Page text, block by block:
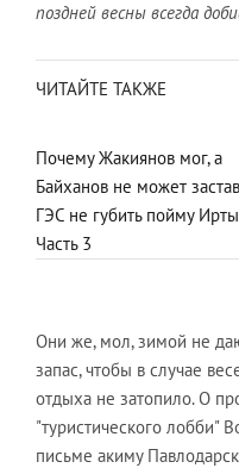
поздней весны всегда
ЧИТАЙТЕ ТАКЖЕ
Почему Жакиянов мог, а
Байханов не может
ГЭС не губить пойму
Часть 3
Они же, мол, зимой не
запас, чтобы в случае
отдыха не затопило. О
"туристического лобби"
письме акиму